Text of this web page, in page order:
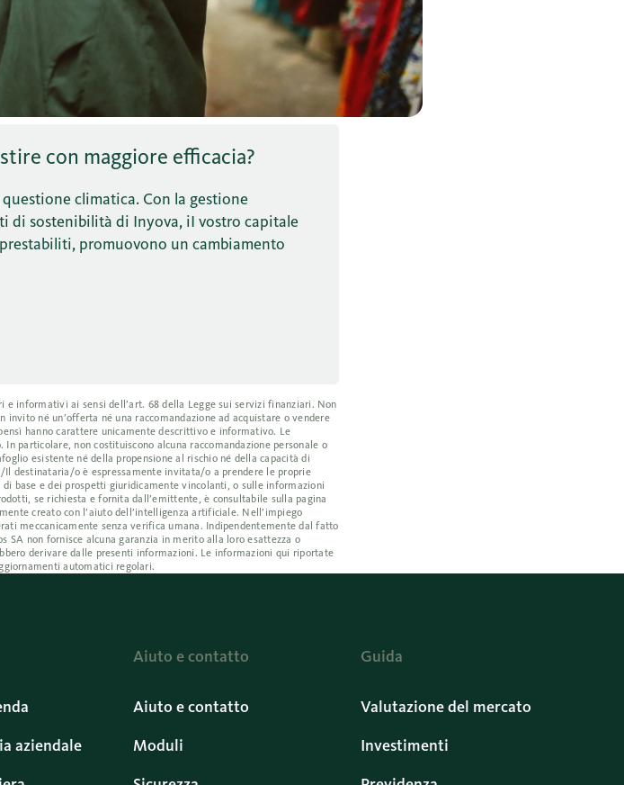
con maggiore efficacia?
climatica. Con la gestione
di sostenibilità di Inyova, iI vostro capitale
promuovono un cambiamento
informativi ai sensi dell’art. 68 della Legge sui servizi finanziari. Non
né un’offerta né una raccomandazione ad acquistare o vendere
hanno carattere unicamente descrittivo e informativo. Le
particolare, non costituiscono alcuna raccomandazione personale o
esistente né della propensione al rischio né della capacità di
destinataria/o è espressamente invitata/o a prendere le proprie
base e dei prospetti giuridicamente vincolanti, o sulle informazioni
se richiesta e fornita dall’emittente, è consultabile sulla pagina
creato con l’aiuto dell’intelligenza artificiale. Nell’impiego
meccanicamente senza verifica umana. Indipendentemente dal fatto
SA non fornisce alcuna garanzia in merito alla loro esattezza o
derivare dalle presenti informazioni. Le informazioni qui riportate
automatici regolari.
aziendale
Aiuto e contatto
Aiuto e contatto
Moduli
Guida
Valutazione del mercato
Investimenti